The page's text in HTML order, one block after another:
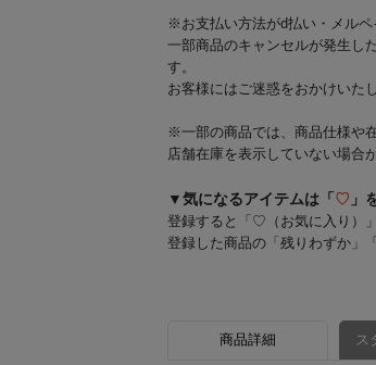
※お支払い方法がd払い・メルペ
一部商品のキャンセルが発生し
す。
お客様にはご迷惑をおかけいた
※一部の商品では、商品仕様や
店舗在庫を表示していない場合
▼気になるアイテムは「 ♡ 」
登録すると「♡（お気に入り）
登録した商品の「残りわずか」
商品詳細 ス